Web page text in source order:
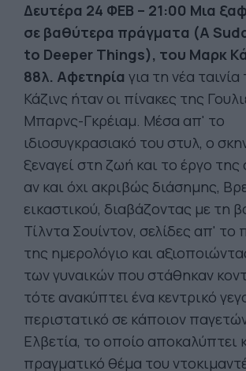
Δευτέρα 24 ΦΕΒ – 21:00 Μια
σε βαθύτερα πράγματα (A
to Deeper Things), του Μαρκ
88λ. Αφετηρία για τη νέα
Κάζινς ήταν οι πίνακες της
Μπαρνς-Γκρέιαμ. Μέσα απ' το
ιδιοσυγκρασιακό του στυλ, ο
ξεναγεί στη ζωή και το έργο της
αν και όχι ακριβώς διάσημης,
εικαστικού, διαβάζοντας με τη
Τίλντα Σουίντον, σελίδες απ'
της ημερολόγιο και
των γυναικών που στάθηκαν
τότε ανακύπτει ένα κεντρικό
περιστατικό σε κάποιον
Ελβετία, το οποίο αποκαλύπτει
πραγματικό θέμα του